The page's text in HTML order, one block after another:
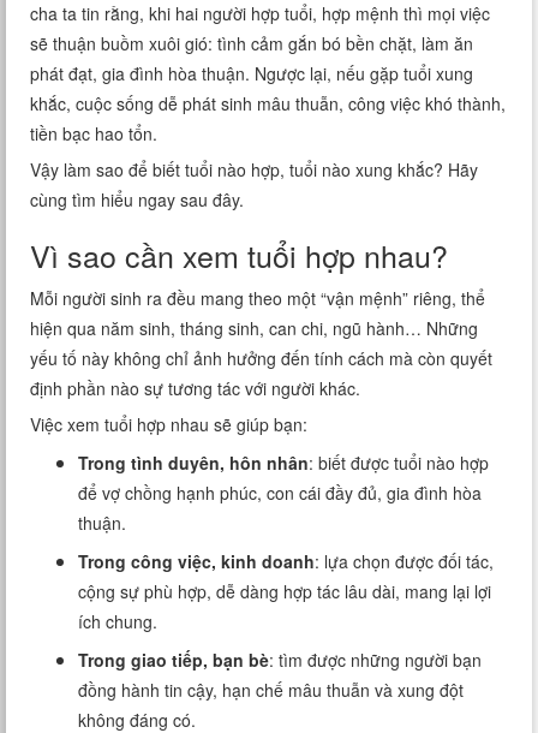
cha ta tin rằng, khi hai người hợp tuổi, hợp mệnh thì mọi việc
sẽ thuận buồm xuôi gió: tình cảm gắn bó bền chặt, làm ăn
phát đạt, gia đình hòa thuận. Ngược lại, nếu gặp tuổi xung
khắc, cuộc sống dễ phát sinh mâu thuẫn, công việc khó thành,
tiền bạc hao tổn.
Vậy làm sao để biết tuổi nào hợp, tuổi nào xung khắc? Hãy
cùng tìm hiểu ngay sau đây.
Vì sao cần xem tuổi hợp nhau?
Mỗi người sinh ra đều mang theo một “vận mệnh” riêng, thể
hiện qua năm sinh, tháng sinh, can chi, ngũ hành… Những
yếu tố này không chỉ ảnh hưởng đến tính cách mà còn quyết
định phần nào sự tương tác với người khác.
Việc xem tuổi hợp nhau sẽ giúp bạn:
Trong tình duyên, hôn nhân: biết được tuổi nào hợp
để vợ chồng hạnh phúc, con cái đầy đủ, gia đình hòa
thuận.
Trong công việc, kinh doanh: lựa chọn được đối tác,
cộng sự phù hợp, dễ dàng hợp tác lâu dài, mang lại lợi
ích chung.
Trong giao tiếp, bạn bè: tìm được những người bạn
đồng hành tin cậy, hạn chế mâu thuẫn và xung đột
không đáng có.